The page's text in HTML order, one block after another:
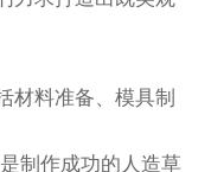
材料准备、模具制
制作成功的人造草